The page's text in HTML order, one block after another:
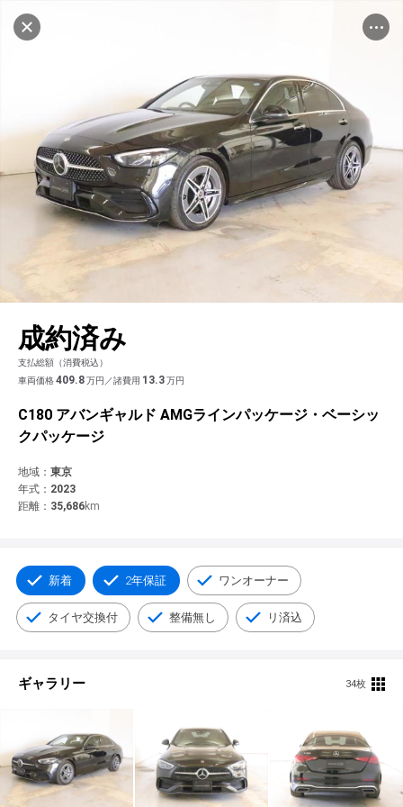
1038台
販売店検索
エリア別最新ニュース
品質と保証
カタログ情報
ログイン
マイアカウント
マイリスト
アカウントの確認・編集
ログアウト
アフターサービス
アフターサービス
車検／定期点検
ボディ修理
エンジンオイル
企業情報
企業概要
プレスリリース
ヤナセの歴史
採用情報
BMW認定中古車
フォルクスワーゲン認定中古車
AUDI認定中古車
新車情報
金融商品の勧誘方針
退会について
© 2021 YANASE & CO.,LTD. ALL RIGHTS RESERVED.
成約済み
支払総額（消費税込）
車両価格409.8万円／諸費用 13.3万円
C180 アバンギャルド AMGラインパッケージ・ベーシッ
クパッケージ
地域： 東京
年式： 2023
距離： 35,686km
新着 2年保証 ワンオーナー
タイヤ交換付 整備無し リ済込
ギャラリー 34枚
キャンセル
板橋
サーティファイドカーセンター
販売店情報
地図を見る
在庫一覧
キャンセル